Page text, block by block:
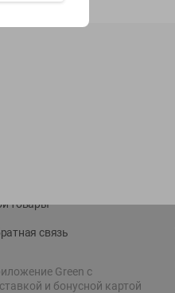
товары
связь
Green c
и бонусной картой